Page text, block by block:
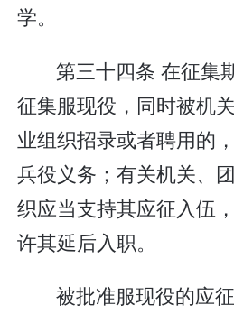
学。
第三十四条 在征集
征集服现役，同时被机
业组织招录或者聘用的
兵役义务；有关机关、
织应当支持其应征入伍
许其延后入职。
被批准服现役的应